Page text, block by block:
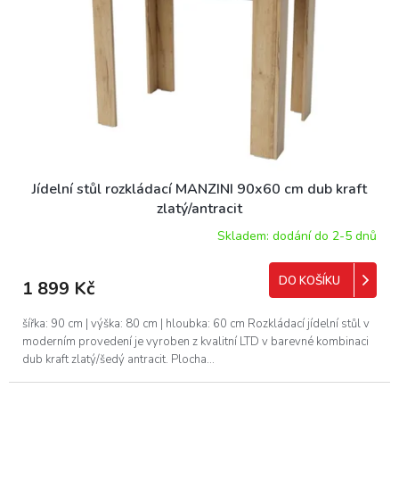
Jídelní stůl rozkládací MANZINI 90x60 cm dub kraft
zlatý/antracit
Skladem: dodání do 2-5 dnů
1 899 Kč DO KOŠÍKU
šířka: 90 cm | výška: 80 cm | hloubka: 60 cm Rozkládací jídelní stůl v
moderním provedení je vyroben z kvalitní LTD v barevné kombinaci
dub kraft zlatý/šedý antracit. Plocha...